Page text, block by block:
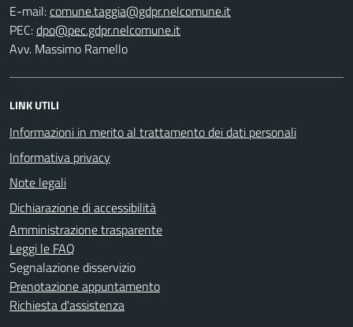
E-mail:
PEC:
Avv. Massimo Ramello
LINK UTILI
Informazioni in merito al trattamento dei dati personali
Informativa privacy
Note legali
Dichiarazione di accessibilità
Amministrazione trasparente
Leggi le FAQ
Segnalazione disservizio
Prenotazione appuntamento
Richiesta d'assistenza